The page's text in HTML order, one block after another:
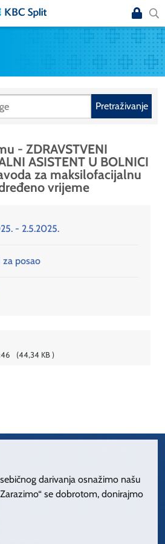
Pretraživanje
- ZDRAVSTVENI
ASISTENT U BOLNICI
za maksilofacijalnu
vrijeme
- 2.5.2025.
za posao
44,34 KB
darivanja osnažimo našu
se dobrotom, donirajmo